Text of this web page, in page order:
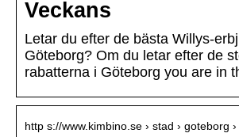
Veckans
Letar du efter de bästa Willys-
Göteborg? Om du letar efter de
rabatterna i Göteborg you are in
http s://www.kimbino.se › stad › goteborg